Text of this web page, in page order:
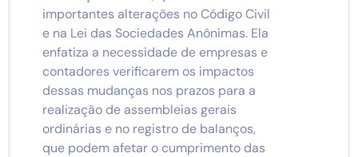
importantes alterações no Código Civil
e na Lei das Sociedades Anônimas. Ela
enfatiza a necessidade de empresas e
contadores verificarem os impactos
dessas mudanças nos prazos para a
realização de assembleias gerais
ordinárias e no registro de balanços,
que podem afetar o cumprimento das